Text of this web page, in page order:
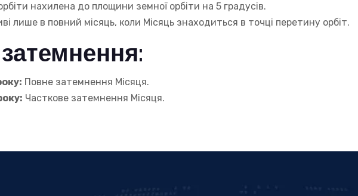
нахилена до площини земної орбіти на 5 градусів.
лише в повний місяць, коли Місяць знаходиться в точці перетину орбіт.
Повне затемнення Місяця.
Часткове затемнення Місяця.